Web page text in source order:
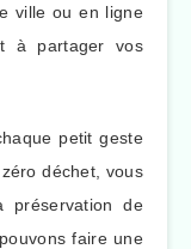
ville ou en ligne
à partager vos
petit geste
déchet, vous
préservation de
faire une